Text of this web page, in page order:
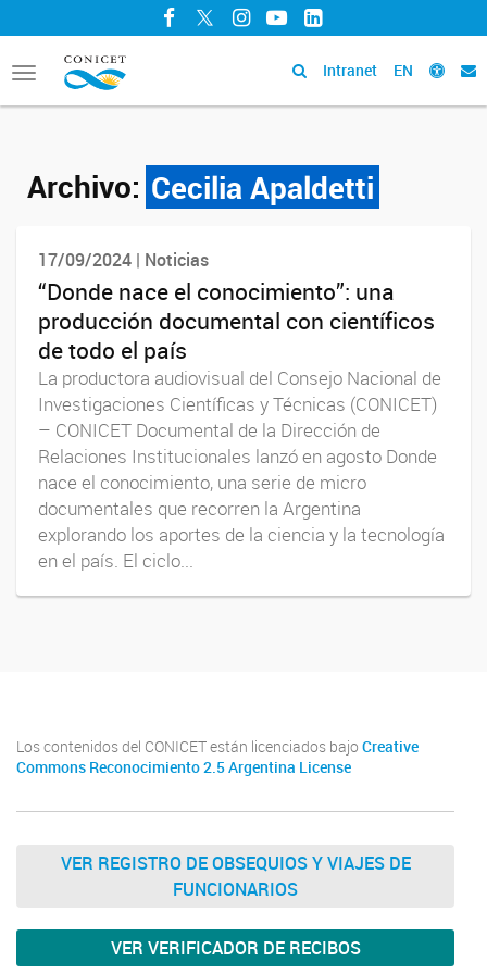
Facebook
TwitterInstagram
YouTubeLinkedIn
Toggle
navigation
Intranet EN
Archivo: Cecilia Apaldetti
17/09/2024 | Noticias
“Donde nace el conocimiento”: una
producción documental con científicos
de todo el país
La productora audiovisual del Consejo Nacional de
Investigaciones Científicas y Técnicas (CONICET)
– CONICET Documental de la Dirección de
Relaciones Institucionales lanzó en agosto Donde
nace el conocimiento, una serie de micro
documentales que recorren la Argentina
explorando los aportes de la ciencia y la tecnología
en el país. El ciclo...
Los contenidos del CONICET están licenciados bajo Creative
Commons Reconocimiento 2.5 Argentina License
VER REGISTRO DE OBSEQUIOS Y VIAJES DE
FUNCIONARIOS
VER VERIFICADOR DE RECIBOS